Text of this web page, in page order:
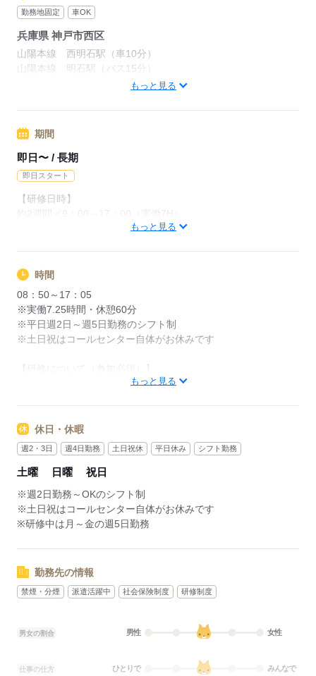
※交通費は別途支給（上限あり）
※月収は月により変動します
【交通費備考】
※1日1,500円／1ヵ月30,000円まで支給
応募する
勤務地固定 車OK
兵庫県 神戸市西区
山陽本線 西明石駅（車10分）
山陽本線 明石駅（バス15分）
＊JR西明石駅から車で約10分程
＊玉津支所前バス停～徒歩6分
※駐車場代8,250円（月極のみ）
→お使いの場合は自腹となります
もっと見る
期間
即日〜 / 長期
即日スタート
【研修日時】
約2週間／9：00～17：00（実働7H）
※研修期間中は週5日勤務必須です
平日のみ週2日～相談可
応募する
もっと見る
時間
08：50～17：05
※実働7.25時間・休憩60分
※平日週2日～週5日勤務のシフト制
※土日祝はコールセンター自体がお休みです
※欠席不可
もっと見る
休日・休暇
週2・3日 週4日勤務 土日祝休 平日休み シフト勤務
土曜 日曜 祝日
※週2日勤務～OKのシフト制
※土日祝はコールセンター自体がお休みです
※研修中は月～金の週5日勤務
勤務先の情報
禁煙・分煙 派遣活躍中 社会保険制度 研修制度
男女の割合 男性 女性
仕事の仕方 ひとりで みんなで